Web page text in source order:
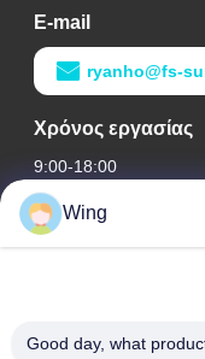
E-mail
ryanho@fs-
Χρόνος εργασίας
9:00-18:00
Η διεύθυνσή μας
Διεθνές κτήριο
Wing
Good day, what